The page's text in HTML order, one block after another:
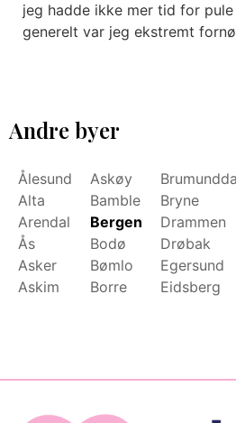
jeg hadde ikke mer tid for
generelt var jeg ekstremt
Andre byer
Ålesund
Alta
Arendal
Ås
Asker
Askim
Askøy
Bamble
Bergen
Bodø
Bømlo
Borre
Bryne
Drammen
Drøbak
Egersund
Eidsberg